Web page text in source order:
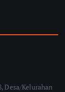
Desa/Kelurahan